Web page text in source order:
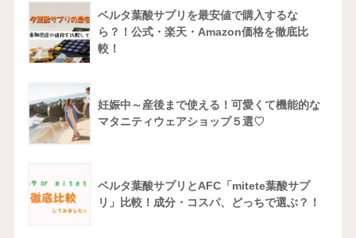
ベルタ葉酸サプリを最安値で購入するな
ら？！公式・楽天・Amazon価格を徹底比
較！
妊娠中～産後まで使える！可愛くて機能的な
マタニティウェアショップ５選♡
ベルタ葉酸サプリとAFC「mitete葉酸サプ
リ」比較！成分・コスパ、どっちで選ぶ？！